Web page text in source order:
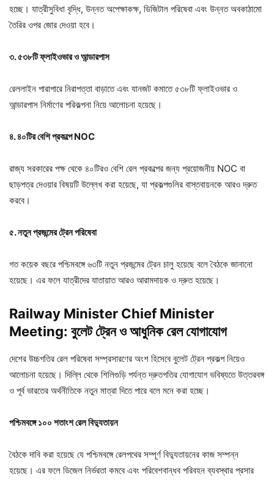
হচ্ছে। যাত্রীসুবিধা বৃদ্ধি, উন্নত অপেক্ষাকক্ষ, ডিজিটাল পরিষেবা এবং উন্নত অবকাঠামো
তৈরির ওপর জোর দেওয়া হবে।
৩.৫৩৮টিফ্লাইওভারওআন্ডারপাস
রেললাইন পারাপারে নিরাপত্তা বাড়াতে এবং যানজট কমাতে ৫৩৮টি ফ্লাইওভার ও
আন্ডারপাস নির্মাণের পরিকল্পনা নিয়ে আলোচনা হয়েছে।
৪.৪০টিরবেশিপ্রকল্পে NOC
রাজ্য সরকারের পক্ষ থেকে ৪০টিরও বেশি রেল প্রকল্পের জন্য প্রয়োজনীয় NOC বা
ছাড়পত্র দেওয়ার বিষয়টি উল্লেখ করা হয়েছে, যা প্রকল্পগুলির বাস্তবায়নকে আরও দ্রুত
করবে।
৫.নতুনপ্রজন্মেরট্রেনপরিষেবা
গত কয়েক বছরে পশ্চিমবঙ্গে ৬৩টি নতুন প্রজন্মের ট্রেন চালু হয়েছে বলে বৈঠকে জানানো
হয়েছে। এর ফলে যাত্রীদের যাতায়াত আরও আরামদায়ক ও দ্রুত হয়েছে।
Railway Minister Chief Minister
Meeting: বুলেটট্রেনওআধুনিকরেলযোগাযোগ
দেশের উচ্চগতির রেল পরিষেবা সম্প্রসারণের অংশ হিসেবে বুলেট ট্রেন প্রকল্প নিয়েও
আলোচনা হয়েছে। দিল্লি থেকে শিলিগুড়ি পর্যন্ত দ্রুতগতির যোগাযোগ ভবিষ্যতে উত্তরবঙ্গ
ও পূর্ব ভারতের অর্থনীতিকে নতুন মাত্রা দিতে পারে বলে মনে করা হচ্ছে।
পশ্চিমবঙ্গে১০০ শতাংশরেলবিদ্যুতায়ন
বৈঠকে দাবি করা হয়েছে যে পশ্চিমবঙ্গে রেলপথের সম্পূর্ণ বিদ্যুতায়নের কাজ সম্পন্ন
হয়েছে। এর ফলে ডিজেল নির্ভরতা কমবে এবং পরিবেশবান্ধব পরিবহন ব্যবস্থার প্রসার